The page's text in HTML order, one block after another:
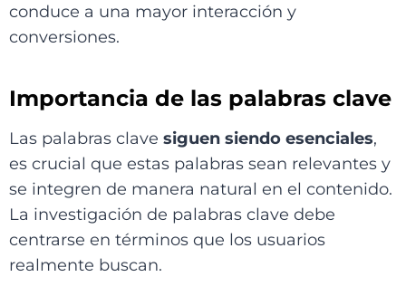
conduce a una mayor interacción y
conversiones.
Importancia de las palabras clave
Las palabras clave siguen siendo esenciales,
es crucial que estas palabras sean relevantes y
se integren de manera natural en el contenido.
La investigación de palabras clave debe
centrarse en términos que los usuarios
realmente buscan.